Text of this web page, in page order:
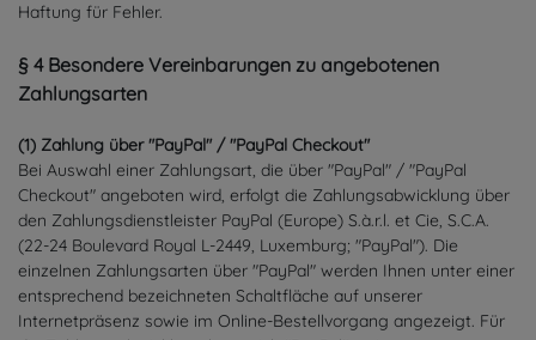
Haftung für Fehler.
§ 4 Besondere Vereinbarungen zu angebotenen
Zahlungsarten
(1) Zahlung über "PayPal" / "PayPal Checkout"
Bei Auswahl einer Zahlungsart, die über "PayPal" / "PayPal
Checkout" angeboten wird, erfolgt die Zahlungsabwicklung über
den Zahlungsdienstleister PayPal (Europe) S.à.r.l. et Cie, S.C.A.
(22-24 Boulevard Royal L-2449, Luxemburg; "PayPal"). Die
einzelnen Zahlungsarten über "PayPal" werden Ihnen unter einer
entsprechend bezeichneten Schaltfläche auf unserer
Internetpräsenz sowie im Online-Bestellvorgang angezeigt. Für